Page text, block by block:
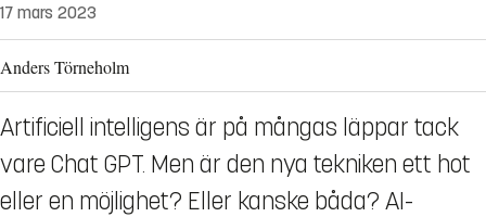
17 mars 2023
Anders Törneholm
Artificiell intelligens är på mångas läppar tack
vare Chat GPT. Men är den nya tekniken ett hot
eller en möjlighet? Eller kanske båda? AI-